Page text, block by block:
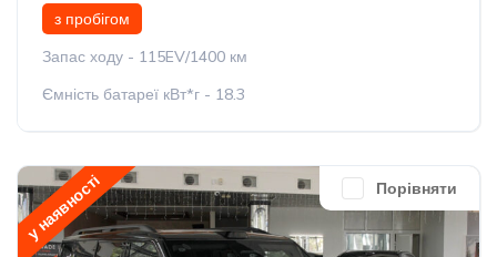
з пробігом
Запас ходу - 115EV/1400 км
Ємність батареї кВт*г - 18.3
Порівняти
у наявності